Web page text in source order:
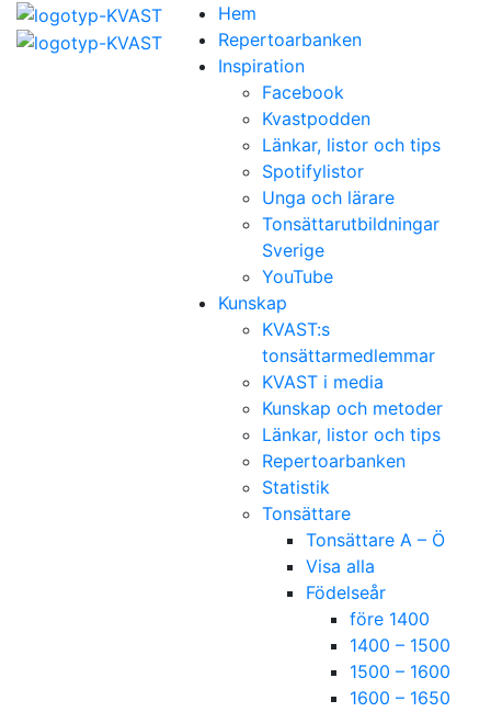
Hem
Repertoarbanken
Inspiration
Facebook
Kvastpodden
Länkar, listor och tips
Spotifylistor
Unga och lärare
Tonsättarutbildningar
Sverige
YouTube
Kunskap
KVAST:s
tonsättarmedlemmar
KVAST i media
Kunskap och metoder
Länkar, listor och tips
Repertoarbanken
Statistik
Tonsättare
Tonsättare A – Ö
Visa alla
Födelseår
före 1400
1400 – 1500
1500 – 1600
1600 – 1650